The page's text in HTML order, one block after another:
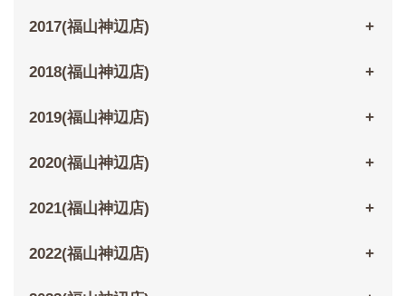
2017(福山神辺店)
2018(福山神辺店)
2019(福山神辺店)
2020(福山神辺店)
2021(福山神辺店)
2022(福山神辺店)